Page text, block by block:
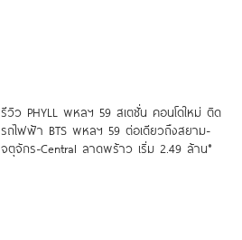
รีวิว PHYLL พหลฯ 59 สเตชั่น คอนโดใหม่ ติด
รถไฟฟ้า BTS พหลฯ 59 ต่อเดียวถึงสยาม-
จตุจักร-Central ลาดพร้าว เริ่ม 2.49 ล้าน*